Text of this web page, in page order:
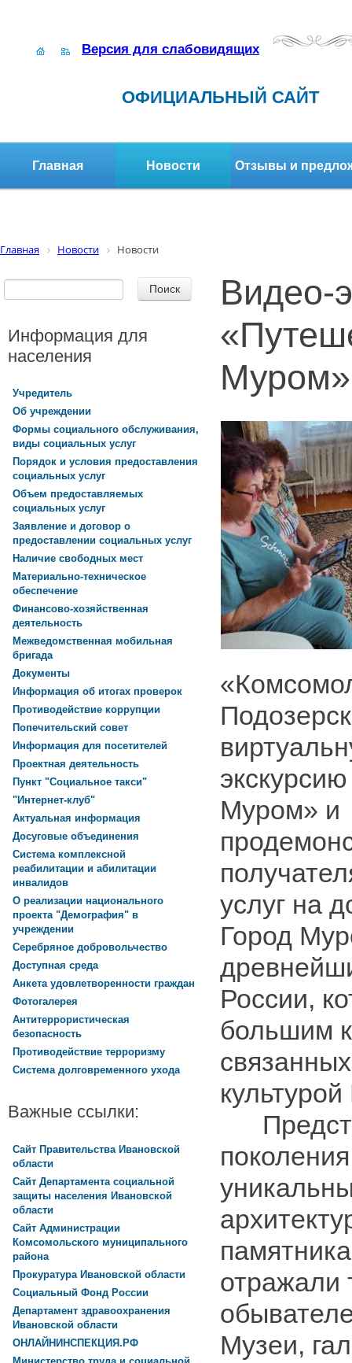
Версия для слабовидящих
ОФИЦИАЛЬНЫЙ САЙТ
Главная Новости Отзывы и
Главная Новости Новости
Видео-
Муром»
Муром» и
услуг на
Город
России,
большим
отражали
Музеи,
Информация для
населения
Учредитель
Об учреждении
Формы социального обслуживания,
виды социальных услуг
Порядок и условия предоставления
социальных услуг
Объем предоставляемых
социальных услуг
Заявление и договор о
предоставлении социальных услуг
Наличие свободных мест
Материально-техническое
обеспечение
Финансово-хозяйственная
деятельность
Межведомственная мобильная
бригада
Документы
Информация об итогах проверок
Противодействие коррупции
Попечительский совет
Информация для посетителей
Проектная деятельность
Пункт "Социальное такси"
"Интернет-клуб"
Актуальная информация
Досуговые объединения
Система комплексной
реабилитации и абилитации
инвалидов
О реализации национального
проекта "Демография" в
учреждении
Серебряное добровольчество
Доступная среда
Анкета удовлетворенности граждан
Фотогалерея
Антитеррористическая
безопасность
Противодействие терроризму
Система долговременного ухода
Важные ссылки:
Сайт Правительства Ивановской
области
Сайт Департамента социальной
защиты населения Ивановской
области
Сайт Администрации
Комсомольского муниципального
района
Прокуратура Ивановской области
Социальный Фонд России
Департамент здравоохранения
Ивановской области
ОНЛАЙНИНСПЕКЦИЯ.РФ